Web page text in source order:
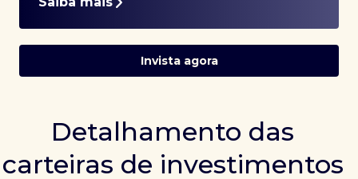
Invista agora
Detalhamento das
carteiras de investimentos